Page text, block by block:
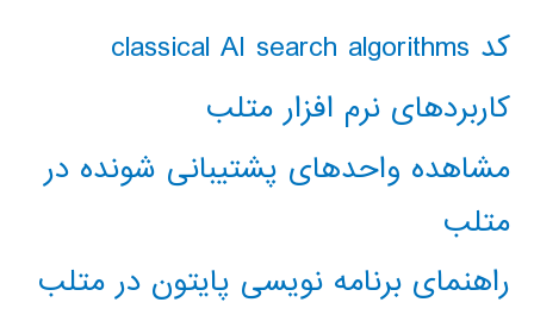
کد classical AI search algorithms
کاربردهای نرم افزار متلب
مشاهده واحدهای پشتیبانی شونده در
متلب
راهنمای برنامه نویسی پایتون در متلب